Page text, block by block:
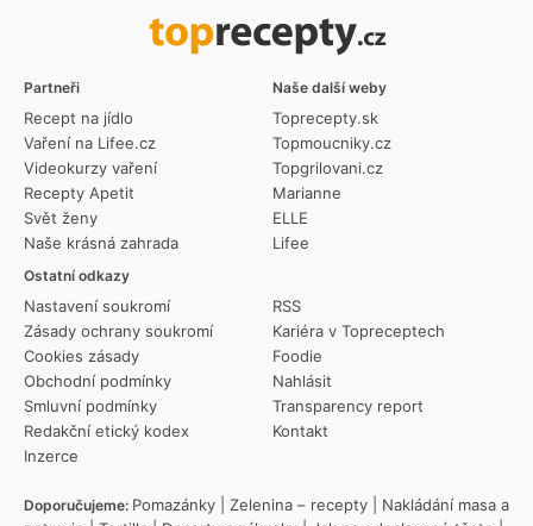
Partneři
Recept na jídlo
Vaření na Lifee.cz
Videokurzy vaření
Recepty Apetit
Svět ženy
Naše krásná zahrada
Ostatní odkazy
Nastavení soukromí
Zásady ochrany soukromí
Cookies zásady
Obchodní podmínky
Smluvní podmínky
Redakční etický kodex
Inzerce
RSS
Kariéra v Topreceptech
Foodie
Nahlásit
Transparency report
Kontakt
Naše další weby
Toprecepty.sk
Topmoucniky.cz
Topgrilovani.cz
Marianne
ELLE
Lifee
Doporučujeme: Pomazánky Zelenina – recepty
Nakládání masa a